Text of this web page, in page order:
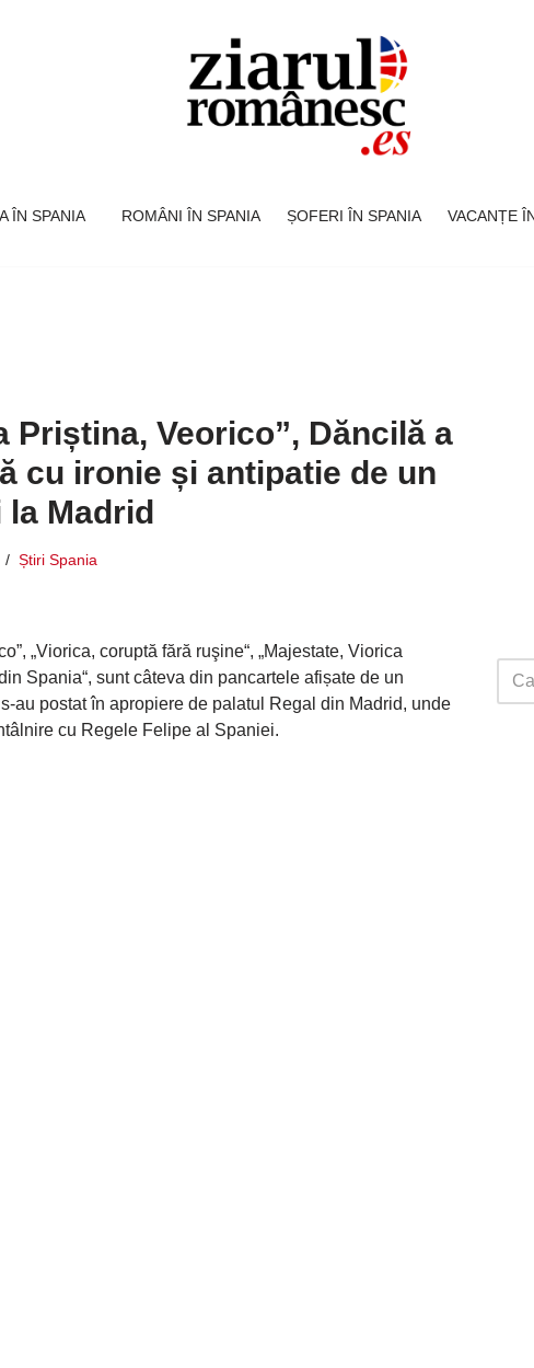
ÎN SPANIA ROMÂNI ÎN SPANIA ȘOFERI ÎN SPANIA VACANȚE
Priștina, Veorico”, Dăncilă a
cu ironie și antipatie de un
la Madrid
Știri Spania
„Viorica, coruptă fără ruşine“, „Majestate, Viorica
Spania“, sunt câteva din pancartele afișate de un
au postat în apropiere de palatul Regal din Madrid, unde
cu Regele Felipe al Spaniei.